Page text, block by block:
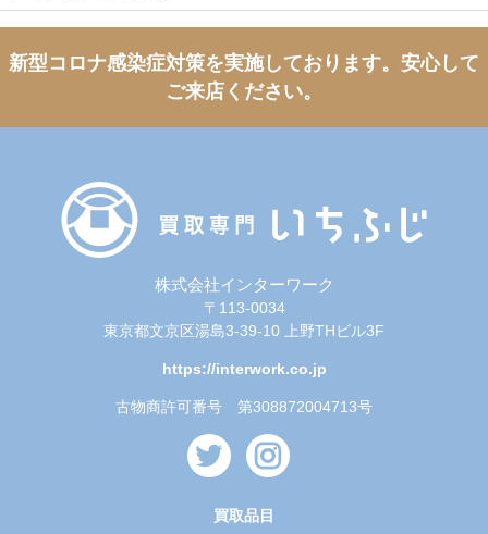
新型コロナ感染症対策を実施しております。 安心して
ご来店ください。
株式会社インターワーク
〒113-0034
東京都文京区湯島3-39-10 上野THビル3F
https://interwork.co.jp
古物商許可番号 第308872004713号
買取品目